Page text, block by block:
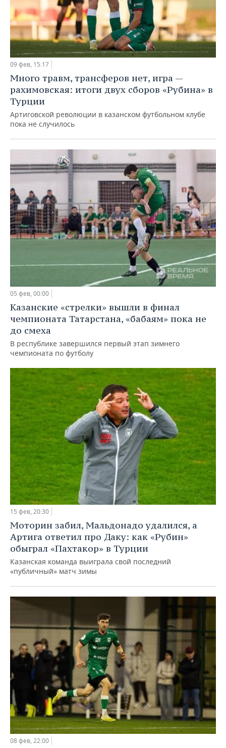
09 фев, 15:17
Много травм, трансферов нет, игра —
рахимовская: итоги двух сборов «Рубина» в
Турции
Артиговской революции в казанском футбольном клубе
пока не случилось
05 фев, 00:00
Казанские «стрелки» вышли в финал
чемпионата Татарстана, «бабаям» пока не
до смеха
В республике завершился первый этап зимнего
чемпионата по футболу
15 фев, 20:30
Моторин забил, Мальдонадо удалился, а
Артига ответил про Даку: как «Рубин»
обыграл «Пахтакор» в Турции
Казанская команда выиграла свой последний
«публичный» матч зимы
08 фев, 22:00